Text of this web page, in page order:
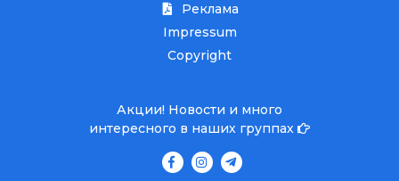
Реклама
Impressum
Copyright
Акции! Новости и много
интересного в наших группах